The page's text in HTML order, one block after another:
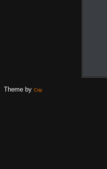
Theme by Crip